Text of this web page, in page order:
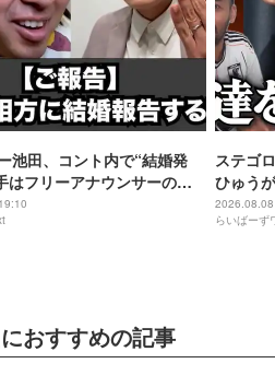
池田、コント内で“結婚発
はフリーアナウンサーの佐
ステゴ
ひゅう
らいばーず
おすすめの記事